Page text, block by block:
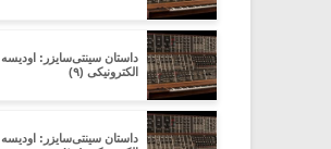
داستان سینتی‌سایزر: اودیسه
الکترونیکی (۹)
داستان سینتی‌سایزر: اودیسه